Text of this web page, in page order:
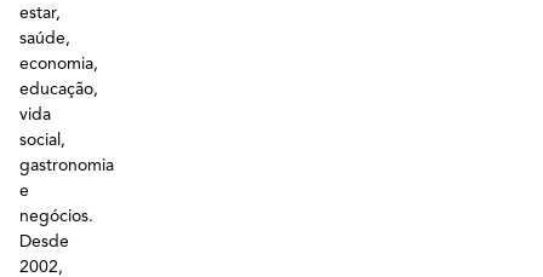
estar,
saúde,
economia,
educação,
vida
social,
gastronomia
e
negócios.
Desde
2002,